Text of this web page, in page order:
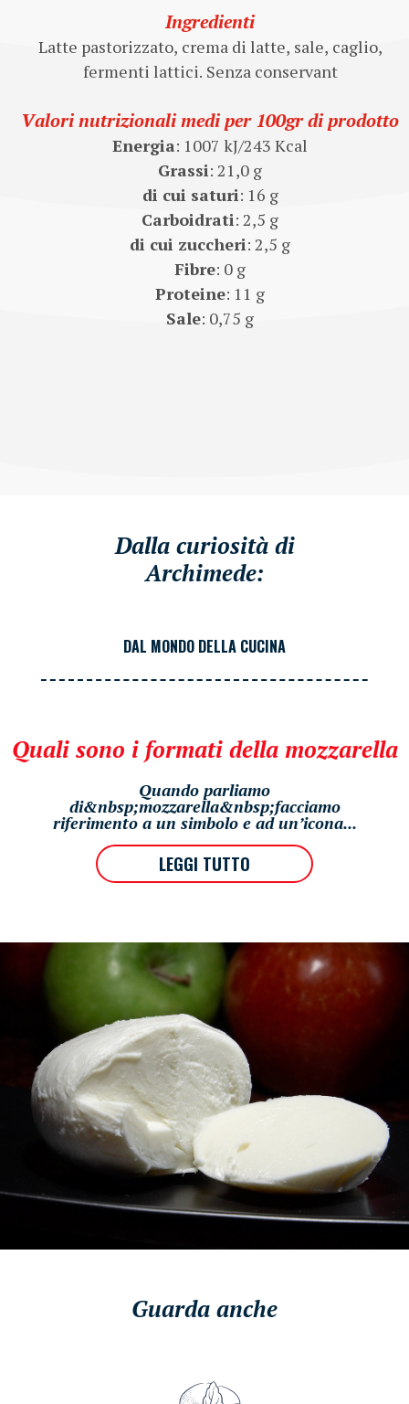
Ingredienti
Latte pastorizzato, crema di latte, sale, caglio,
fermenti lattici. Senza conservant
Valori nutrizionali medi per 100gr di prodotto
Energia: 1007 kJ/243 Kcal
Grassi: 21,0 g
di cui saturi: 16 g
Carboidrati: 2,5 g
di cui zuccheri: 2,5 g
Fibre: 0 g
Proteine: 11 g
Sale: 0,75 g
Dalla curiosità di
Archimede:
DAL MONDO DELLA CUCINA
Quali sono i formati della mozzarella
Quando parliamo
di&nbsp;mozzarella&nbsp;facciamo
riferimento a un simbolo e ad un’icona...
LEGGI TUTTO
Guarda anche